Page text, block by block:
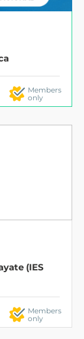
Members
only
(IES
Members
only